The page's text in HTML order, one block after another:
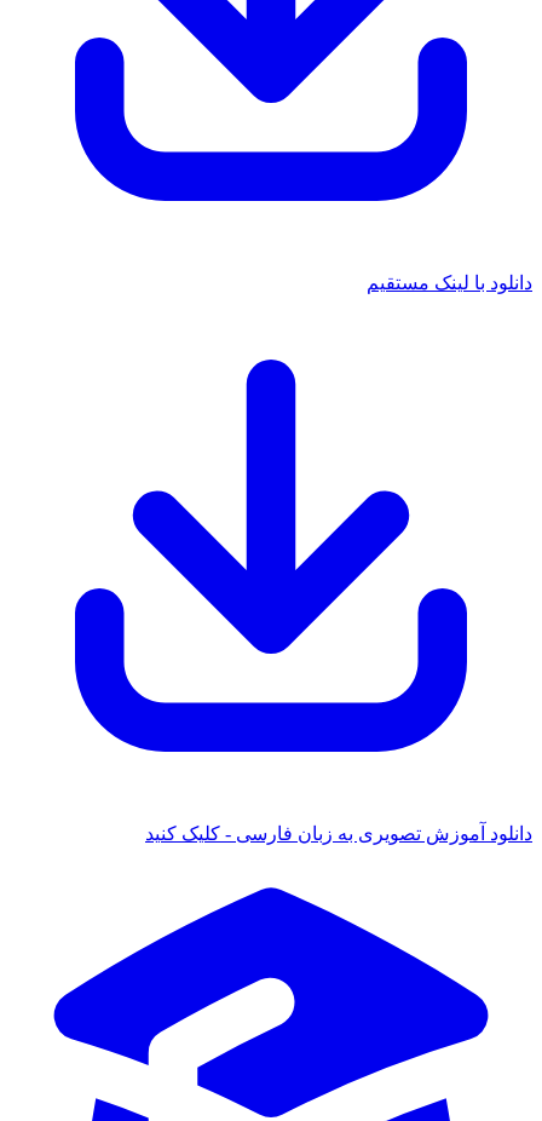
دانلود با لینک مستقیم
دانلود آموزش تصویری به زبان فارسی - کلیک کنید